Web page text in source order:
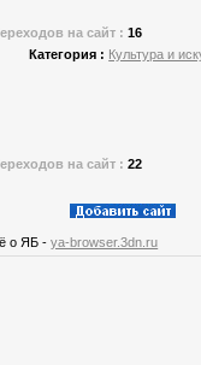
на сайт : 16
Категория : Культура и
на сайт : 22
о ЯБ -ya-browser.3dn.ru